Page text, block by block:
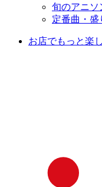
旬のアニソ
定番曲・盛
お店でもっと楽